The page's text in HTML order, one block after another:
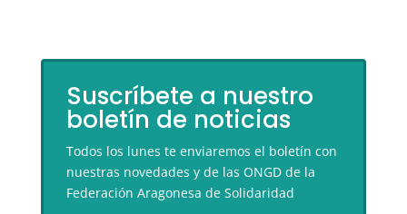
Suscríbete a nuestro
boletín de noticias
Todos los lunes te enviaremos el boletín con
nuestras novedades y de las ONGD de la
Federación Aragonesa de Solidaridad